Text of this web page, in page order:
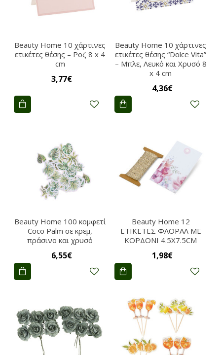
Beauty Home 10 χάρτινες
ετικέτες θέσης – Ροζ 8 x 4
cm
3,77€
Beauty Home 10 χάρτινες
ετικέτες θέσης “Dolce Vita”
– Μπλε, Λευκό και Χρυσό 8
x 4 cm
4,36€
Beauty Home 100 κομφετί
Coco Palm σε κρεμ,
πράσινο και χρυσό
6,55€
Beauty Home 12
ΕΤΙΚΕΤΕΣ ΦΛΟΡΑΛ ΜΕ
ΚΟΡΔΟΝΙ 4.5X7.5CM
1,98€